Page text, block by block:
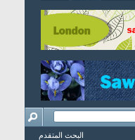
البحث المتقدم